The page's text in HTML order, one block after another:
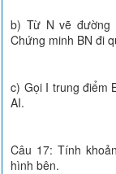
b) Từ N vẽ đường
Chứng minh BN đi
c) Gọi I trung điểm
AI.
Câu 17: Tính
hình bên.